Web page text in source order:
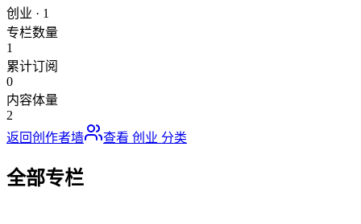
创业 · 1
专栏数量
1
累计订阅
0
内容体量
2
返回创作者墙
查看 创业 分类
全部专栏